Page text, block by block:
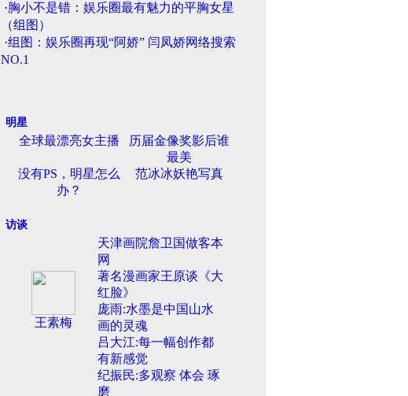
·胸小不是错：娱乐圈最有魅力的平胸女星
（组图）
·组图：娱乐圈再现“阿娇” 闫凤娇网络搜索
NO.1
明星
全球最漂亮女主播
历届金像奖影后谁
最美
没有PS，明星怎么
办？
范冰冰妖艳写真
访谈
王素梅
天津画院詹卫国做客本
网
著名漫画家王原谈《大
红脸》
庞雨:水墨是中国山水
画的灵魂
吕大江:每一幅创作都
有新感觉
纪振民:多观察 体会 琢
磨